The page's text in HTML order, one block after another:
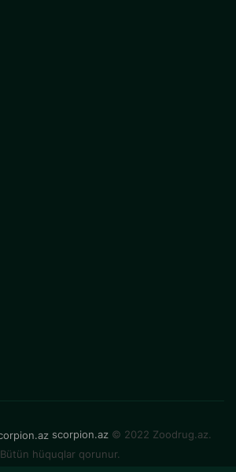
scorpion.az © 2022 Zoodrug.az.
Bütün hüquqlar qorunur.